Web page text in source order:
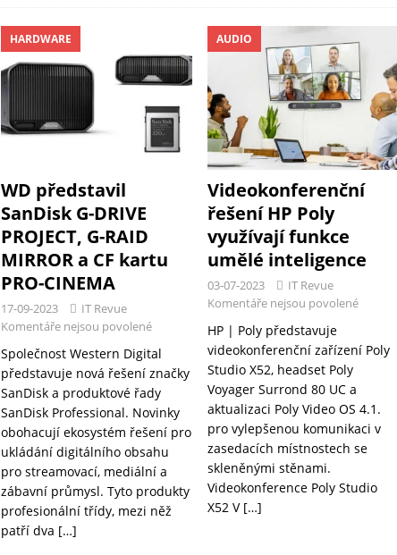
HARDWARE
WD představil
SanDisk G-DRIVE
PROJECT, G-RAID
MIRROR a CF kartu
PRO-CINEMA
17-09-2023
IT Revue
Komentáře nejsou povolené
Společnost Western Digital
představuje nová řešení značky
SanDisk a produktové řady
SanDisk Professional. Novinky
obohacují ekosystém řešení pro
ukládání digitálního obsahu
pro streamovací, mediální a
zábavní průmysl. Tyto produkty
profesionální třídy, mezi něž
patří dva […]
AUDIO
Videokonferenční
řešení HP Poly
využívají funkce
umělé inteligence
03-07-2023
IT Revue
Komentáře nejsou povolené
HP | Poly představuje
videokonferenční zařízení Poly
Studio X52, headset Poly
Voyager Surrond 80 UC a
aktualizaci Poly Video OS 4.1.
pro vylepšenou komunikaci v
zasedacích místnostech se
skleněnými stěnami.
Videokonference Poly Studio
X52 V […]